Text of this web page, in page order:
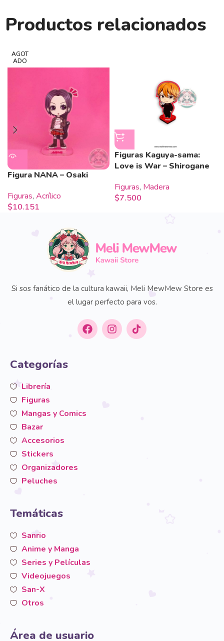
Productos relacionados
AGOT
ADO
Figura NANA – Osaki
Figuras, Acrílico
$10.151
Figuras Kaguya-sama:
Love is War – Shirogane
Figuras, Madera
$7.500
Si sos fanático de la cultura kawaii, Meli MewMew Store es
el lugar perfecto para vos.
Categorías
Librería
Figuras
Mangas y Comics
Bazar
Accesorios
Stickers
Organizadores
Peluches
Temáticas
Sanrio
Anime y Manga
Series y Películas
Videojuegos
San-X
Otros
Área de usuario